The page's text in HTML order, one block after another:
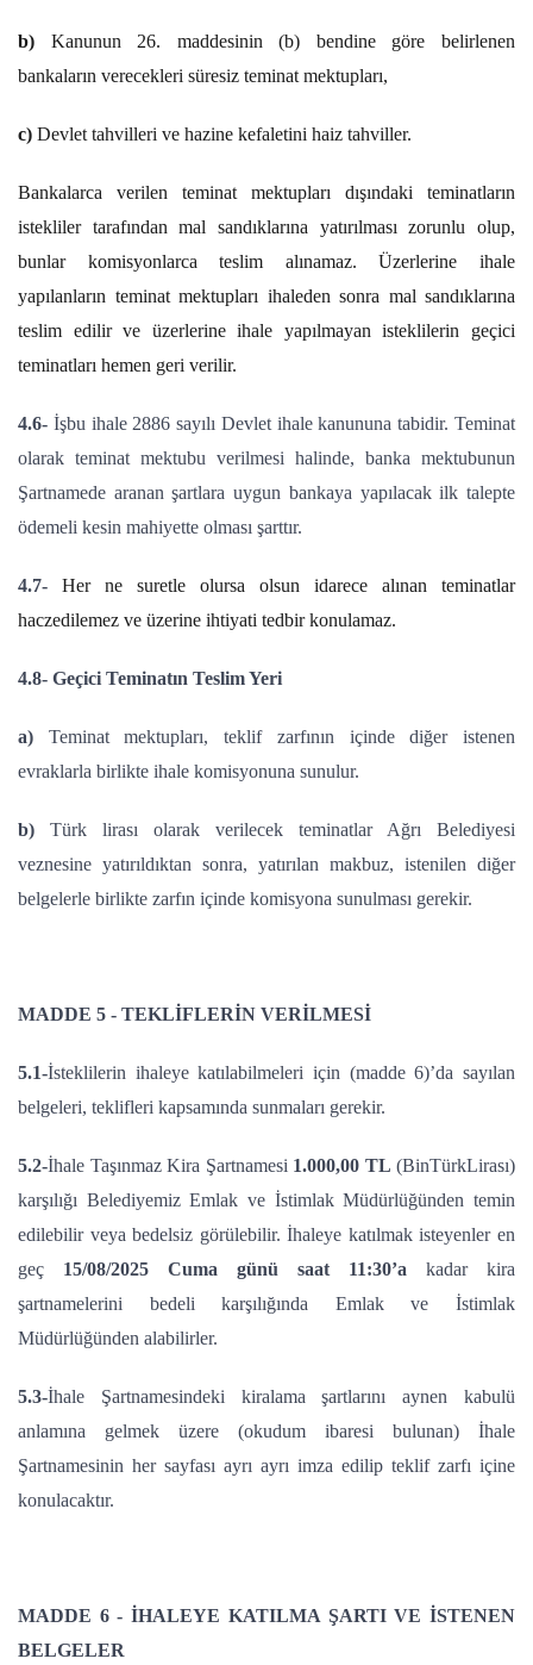
b) Kanunun 26. maddesinin (b) bendine göre belirlenen
bankaların verecekleri süresiz teminat mektupları,
c) Devlet tahvilleri ve hazine kefaletini haiz tahviller.
Bankalarca verilen teminat mektupları dışındaki teminatların
istekliler tarafından mal sandıklarına yatırılması zorunlu olup,
bunlar komisyonlarca teslim alınamaz. Üzerlerine ihale
yapılanların teminat mektupları ihaleden sonra mal sandıklarına
teslim edilir ve üzerlerine ihale yapılmayan isteklilerin geçici
teminatları hemen geri verilir.
4.6- İşbu ihale 2886 sayılı Devlet ihale kanununa tabidir. Teminat
olarak teminat mektubu verilmesi halinde, banka mektubunun
Şartnamede aranan şartlara uygun bankaya yapılacak ilk talepte
ödemeli kesin mahiyette olması şarttır.
4.7-
Her ne suretle olursa olsun idarece alınan teminatlar
haczedilemez ve üzerine ihtiyati tedbir konulamaz.
4.8- Geçici Teminatın Teslim Yeri
a) Teminat mektupları, teklif zarfının içinde diğer istenen
evraklarla birlikte ihale komisyonuna sunulur.
b) Türk lirası olarak verilecek teminatlar Ağrı Belediyesi
veznesine yatırıldıktan sonra, yatırılan makbuz, istenilen diğer
belgelerle birlikte zarfın içinde komisyona sunulması gerekir.
MADDE 5 - TEKLİFLERİN VERİLMESİ
5.1-İsteklilerin ihaleye katılabilmeleri için (madde 6)’da sayılan
belgeleri, teklifleri kapsamında sunmaları gerekir.
5.2-İhale Taşınmaz Kira Şartnamesi 1.000,00 TL (BinTürkLirası)
karşılığı Belediyemiz Emlak ve İstimlak Müdürlüğünden temin
edilebilir veya bedelsiz görülebilir. İhaleye katılmak isteyenler en
geç 15/08/2025 Cuma günü saat 11:30’a kadar kira
şartnamelerini bedeli karşılığında Emlak ve İstimlak
Müdürlüğünden alabilirler.
5.3-İhale Şartnamesindeki kiralama şartlarını aynen kabulü
anlamına gelmek üzere (okudum ibaresi bulunan) İhale
Şartnamesinin her sayfası ayrı ayrı imza edilip teklif zarfı içine
konulacaktır.
MADDE 6 - İHALEYE KATILMA ŞARTI VE İSTENEN
BELGELER